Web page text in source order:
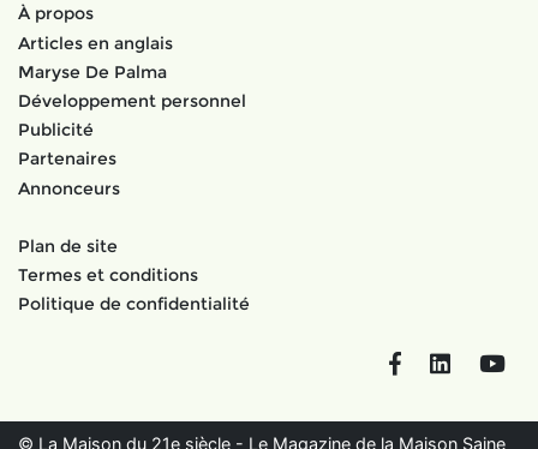
À propos
Articles en anglais
Maryse De Palma
Développement personnel
Publicité
Partenaires
Annonceurs
Plan de site
Termes et conditions
Politique de confidentialité
FacebookLinkedIn
© La Maison du 21e siècle - Le Magazine de la Maison Saine